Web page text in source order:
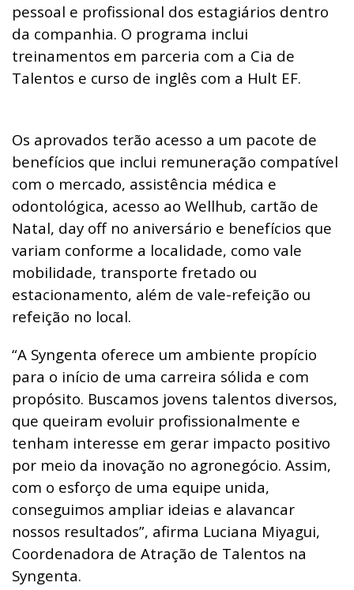
pessoal e profissional dos estagiários dentro
da companhia. O programa inclui
treinamentos em parceria com a Cia de
Talentos e curso de inglês com a Hult EF.
Os aprovados terão acesso a um pacote de
benefícios que inclui remuneração compatível
com o mercado, assistência médica e
odontológica, acesso ao Wellhub, cartão de
Natal, day off no aniversário e benefícios que
variam conforme a localidade, como vale
mobilidade, transporte fretado ou
estacionamento, além de vale-refeição ou
refeição no local.
“A Syngenta oferece um ambiente propício
para o início de uma carreira sólida e com
propósito. Buscamos jovens talentos diversos,
que queiram evoluir profissionalmente e
tenham interesse em gerar impacto positivo
por meio da inovação no agronegócio. Assim,
com o esforço de uma equipe unida,
conseguimos ampliar ideias e alavancar
nossos resultados”, afirma Luciana Miyagui,
Coordenadora de Atração de Talentos na
Syngenta.